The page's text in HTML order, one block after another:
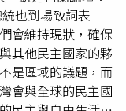
有許多人相信美
家安全研究所研究
但中國當前軍力仍
的重要性，也讓許
經年累月的威脅，
站在一起，共同
賴清德指出，政府
總統蔡英文的「興
福利待遇。上任
，主計總處也已編
也到場致詞表
會維持現狀，確保
其他民主國家的夥
是區域的議題，而
會與全球的民主國